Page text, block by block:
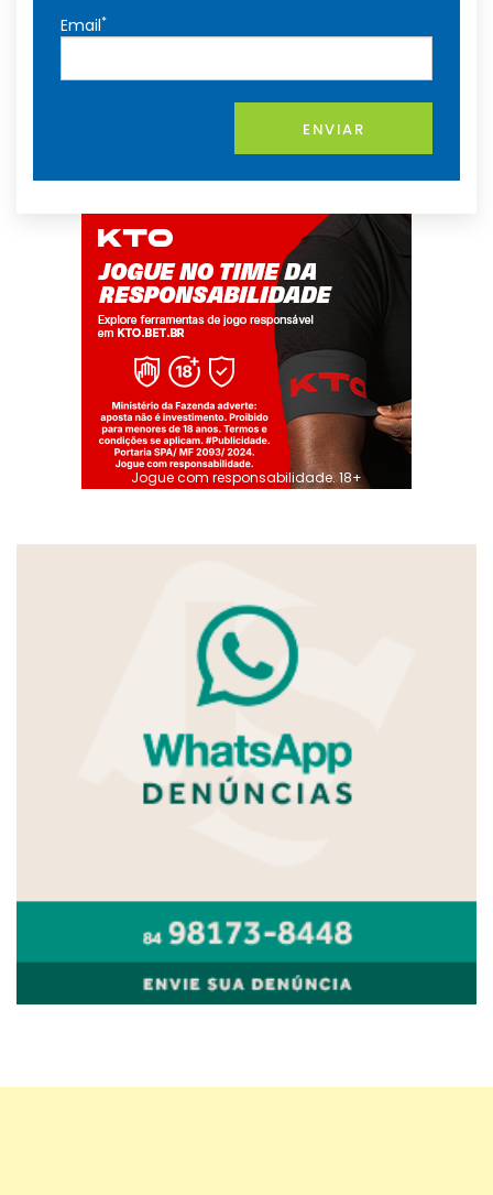
Email*
ENVIAR
Jogue com responsabilidade. 18+